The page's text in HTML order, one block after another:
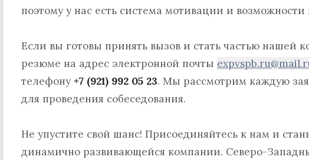
поэтому у нас есть система мотивации и возможности
Если вы готовы принять вызов и стать частью нашей
резюме на адрес электронной почты
телефону+7 (921) 992 05 23. Мы рассмотрим каждую
для проведения собеседования.
Не упустите свой шанс! Присоединяйтесь к нам и
динамично развивающейся компании. Северо-